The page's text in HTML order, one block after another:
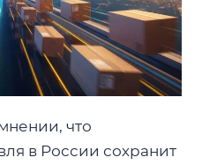
что
в России сохранит